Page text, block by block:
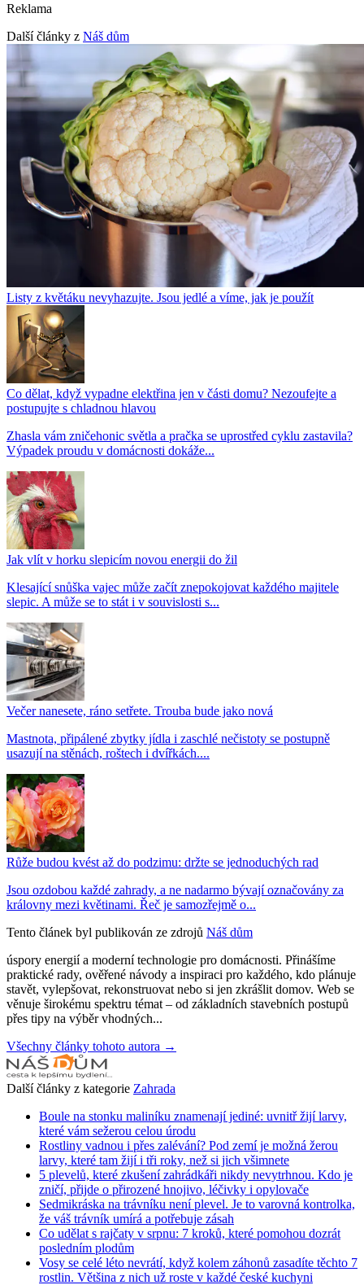
Reklama
Další články z Náš dům
Listy z květáku nevyhazujte. Jsou jedlé a víme, jak je použít
Co dělat, když vypadne elektřina jen v části domu? Nezoufejte a
postupujte s chladnou hlavou
Zhasla vám zničehonic světla a pračka se uprostřed cyklu zastavila?
Výpadek proudu v domácnosti dokáže...
Jak vlít v horku slepicím novou energii do žil
Klesající snůška vajec může začít znepokojovat každého majitele
slepic. A může se to stát i v souvislosti s...
Večer nanesete, ráno setřete. Trouba bude jako nová
Mastnota, připálené zbytky jídla i zaschlé nečistoty se postupně
usazují na stěnách, roštech i dvířkách....
Růže budou kvést až do podzimu: držte se jednoduchých rad
Jsou ozdobou každé zahrady, a ne nadarmo bývají označovány za
královny mezi květinami. Řeč je samozřejmě o...
Tento článek byl publikován ze zdrojů Náš dům
úspory energií a moderní technologie pro domácnosti. Přinášíme
praktické rady, ověřené návody a inspiraci pro každého, kdo plánuje
stavět, vylepšovat, rekonstruovat nebo si jen zkrášlit domov. Web se
věnuje širokému spektru témat – od základních stavebních postupů
přes tipy na výběr vhodných...
Všechny články tohoto autora →
Další články z kategorie Zahrada
Boule na stonku maliníku znamenají jediné: uvnitř žijí larvy,
které vám sežerou celou úrodu
Rostliny vadnou i přes zalévání? Pod zemí je možná žerou
larvy, které tam žijí i tři roky, než si jich všimnete
5 plevelů, které zkušení zahrádkáři nikdy nevytrhnou. Kdo je
zničí, přijde o přirozené hnojivo, léčivky i opylovače
Sedmikráska na trávníku není plevel. Je to varovná kontrolka,
že váš trávník umírá a potřebuje zásah
Co udělat s rajčaty v srpnu: 7 kroků, které pomohou dozrát
posledním plodům
Vosy se celé léto nevrátí, když kolem záhonů zasadíte těchto 7
rostlin. Většina z nich už roste v každé české kuchyni